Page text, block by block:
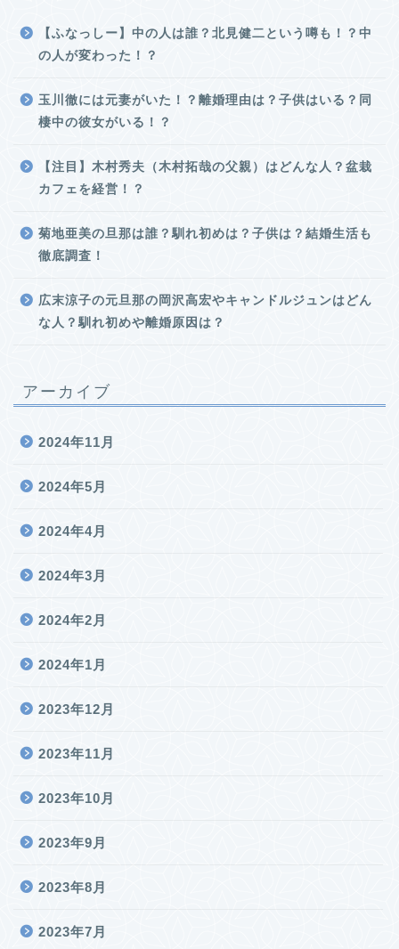
【ふなっしー】中の人は誰？北見健二という噂も！？中
の人が変わった！？
玉川徹には元妻がいた！？離婚理由は？子供はいる？同
棲中の彼女がいる！？
【注目】木村秀夫（木村拓哉の父親）はどんな人？盆栽
カフェを経営！？
菊地亜美の旦那は誰？馴れ初めは？子供は？結婚生活も
徹底調査！
広末涼子の元旦那の岡沢高宏やキャンドルジュンはどん
な人？馴れ初めや離婚原因は？
アーカイブ
2024年11月
2024年5月
2024年4月
2024年3月
2024年2月
2024年1月
2023年12月
2023年11月
2023年10月
2023年9月
2023年8月
2023年7月